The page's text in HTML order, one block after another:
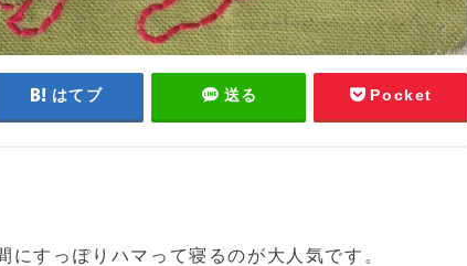
はてブ 送る Pocket
すっぽりハマって寝るのが大人気です。